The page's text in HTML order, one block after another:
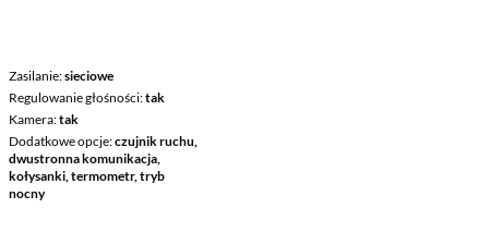
Zasilanie sieciowe
Regulowanie głośności tak
Kamera tak
Dodatkowe opcje czujnik ruchu,
dwustronna komunikacja,
kołysanki, termometr, tryb
nocny